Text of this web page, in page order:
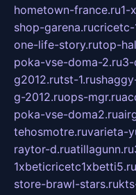
hometown-france.ru1-
shop-garena.rucricetc-
one-life-story.rutop-
poka-vse-doma-2.ru3-
g2012.rutst-1.ru
g-2012.ruops-mgr.ru
poka-vse-doma2.ru
tehosmotre.ruvarieta-
raytor-d.ruatillagunn.ru
1xbeticricetc1xbetti5.ru
store-brawl-stars.ru